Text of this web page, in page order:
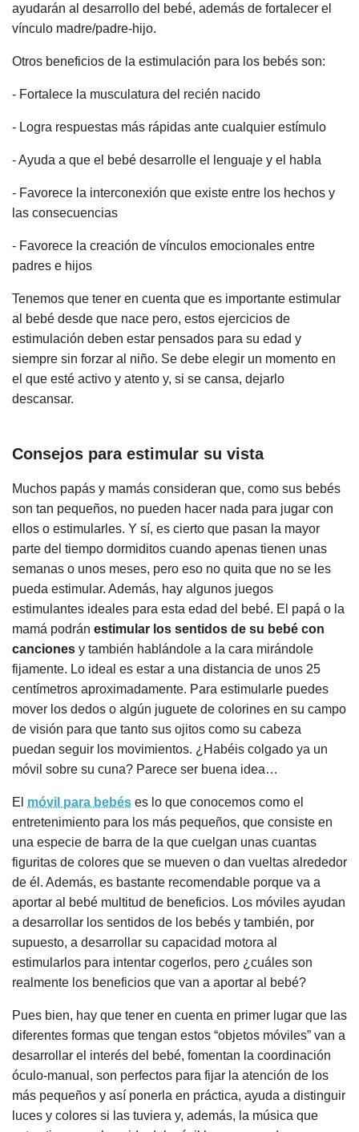
ayudarán al desarrollo del bebé, además de fortalecer el
vínculo madre/padre-hijo.
Otros beneficios de la estimulación para los bebés son:
- Fortalece la musculatura del recién nacido
- Logra respuestas más rápidas ante cualquier estímulo
- Ayuda a que el bebé desarrolle el lenguaje y el habla
- Favorece la interconexión que existe entre los hechos y
las consecuencias
- Favorece la creación de vínculos emocionales entre
padres e hijos
Tenemos que tener en cuenta que es importante estimular
al bebé desde que nace pero, estos ejercicios de
estimulación deben estar pensados para su edad y
siempre sin forzar al niño. Se debe elegir un momento en
el que esté activo y atento y, si se cansa, dejarlo
descansar.
Consejos para estimular su vista
Muchos papás y mamás consideran que, como sus bebés
son tan pequeños, no pueden hacer nada para jugar con
ellos o estimularles. Y sí, es cierto que pasan la mayor
parte del tiempo dormiditos cuando apenas tienen unas
semanas o unos meses, pero eso no quita que no se les
pueda estimular. Además, hay algunos juegos
estimulantes ideales para esta edad del bebé. El papá o la
mamá podrán estimular los sentidos de su bebé con
canciones y también hablándole a la cara mirándole
fijamente. Lo ideal es estar a una distancia de unos 25
centímetros aproximadamente. Para estimularle puedes
mover los dedos o algún juguete de colorines en su campo
de visión para que tanto sus ojitos como su cabeza
puedan seguir los movimientos. ¿Habéis colgado ya un
móvil sobre su cuna? Parece ser buena idea…
El móvil para bebés es lo que conocemos como el
entretenimiento para los más pequeños, que consiste en
una especie de barra de la que cuelgan unas cuantas
figuritas de colores que se mueven o dan vueltas alrededor
de él. Además, es bastante recomendable porque va a
aportar al bebé multitud de beneficios. Los móviles ayudan
a desarrollar los sentidos de los bebés y también, por
supuesto, a desarrollar su capacidad motora al
estimularlos para intentar cogerlos, pero ¿cuáles son
realmente los beneficios que van a aportar al bebé?
Pues bien, hay que tener en cuenta en primer lugar que las
diferentes formas que tengan estos “objetos móviles” van a
desarrollar el interés del bebé, fomentan la coordinación
óculo-manual, son perfectos para fijar la atención de los
más pequeños y así ponerla en práctica, ayuda a distinguir
luces y colores si las tuviera y, además, la música que